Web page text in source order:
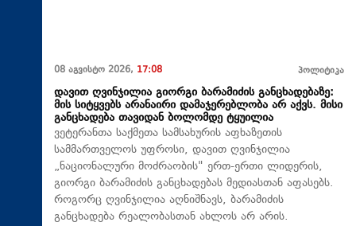
08 აგვისტო 2026, 17:08 პოლიტიკა
დავით ღვინჯილია გიორგი ბარამიძის განცხადებაზე:
მის სიტყვებს არანაირი დამაჯერებლობა არ აქვს. მისი
განცხადება თავიდან ბოლომდე ტყუილია
ვეტერანთა საქმეთა სამსახურის აფხაზეთის
სამმართველოს უფროსი, დავით ღვინჯილია
„ნაციონალური მოძრაობის" ერთ-ერთი ლიდერის,
გიორგი ბარამიძის განცხადებას მედიასთან აფასებს.
როგორც ღვინჯილია აღნიშნავს, ბარამიძის
განცხადება რეალობასთან ახლოს არ არის.